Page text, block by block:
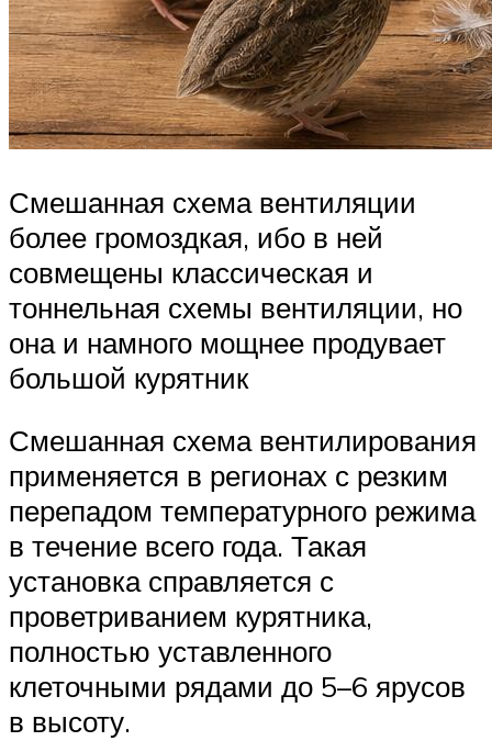
Смешанная схема вентиляции
более громоздкая, ибо в ней
совмещены классическая и
тоннельная схемы вентиляции, но
она и намного мощнее продувает
большой курятник
Смешанная схема вентилирования
применяется в регионах с резким
перепадом температурного режима
в течение всего года. Такая
установка справляется с
проветриванием курятника,
полностью уставленного
клеточными рядами до 5–6 ярусов
в высоту.